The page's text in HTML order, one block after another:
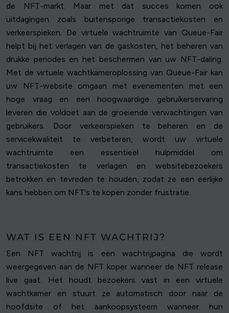
de NFT-markt. Maar met dat succes komen ook
uitdagingen zoals buitensporige transactiekosten en
verkeerspieken. De virtuele wachtruimte van Queue-Fair
helpt bij het verlagen van de gaskosten, het beheren van
drukke periodes en het beschermen van uw NFT-daling.
Met de virtuele wachtkameroplossing van Queue-Fair kan
uw NFT-website omgaan met evenementen met een
hoge vraag en een hoogwaardige gebruikerservaring
leveren die voldoet aan de groeiende verwachtingen van
gebruikers. Door verkeerspieken te beheren en de
servicekwaliteit te verbeteren, wordt uw virtuele
wachtruimte een essentieel hulpmiddel om
transactiekosten te verlagen en websitebezoekers
betrokken en tevreden te houden, zodat ze een eerlijke
kans hebben om NFT's te kopen zonder frustratie.
WAT IS EEN NFT WACHTRIJ?
Een NFT wachtrij is een wachtrijpagina die wordt
weergegeven aan de NFT koper wanneer de NFT release
live gaat. Het houdt bezoekers vast in een virtuele
wachtkamer en stuurt ze automatisch door naar de
hoofdsite of het aankoopsysteem wanneer hun